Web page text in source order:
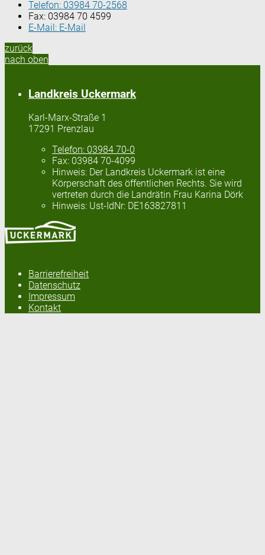
Telefon: 03984 70-2568
Fax: 03984 70 4599
E-Mail: E-Mail
zurück
nach oben
Landkreis Uckermark
Karl-Marx-Straße 1
17291 Prenzlau
Telefon: 03984 70-0
Fax: 03984 70-4099
Hinweis: Der Landkreis Uckermark ist eine
Körperschaft des öffentlichen Rechts. Sie wird
vertreten durch die Landrätin Frau Karina Dörk
Hinweis: Ust-IdNr: DE163827811
Barrierefreiheit
Datenschutz
Impressum
Kontakt